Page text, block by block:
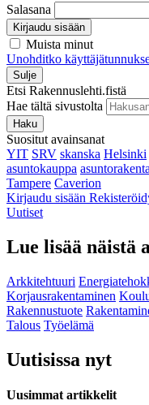
Salasana
Kirjaudu sisään
Muista minut
Unohditko
Sulje
Etsi Rakennuslehti.fistä
Hae tältä sivustolta
Haku
Suositut avainsanat
YIT SRV skanska Helsinki
asuntokauppa
Tampere Caverion
Kirjaudu sisään
Uutiset
Lue lisää näistä
Arkkitehtuuri
Korjausrakentaminen
Rakennustuote
Talous Työelämä
Uutisissa nyt
Uusimmat artikkelit